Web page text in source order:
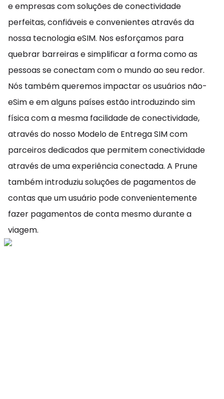
e empresas com soluções de conectividade
perfeitas, confiáveis e convenientes através da
nossa tecnologia eSIM. Nos esforçamos para
quebrar barreiras e simplificar a forma como as
pessoas se conectam com o mundo ao seu redor.
Nós também queremos impactar os usuários não-
eSim e em alguns países estão introduzindo sim
física com a mesma facilidade de conectividade,
através do nosso Modelo de Entrega SIM com
parceiros dedicados que permitem conectividade
através de uma experiência conectada. A Prune
também introduziu soluções de pagamentos de
contas que um usuário pode convenientemente
fazer pagamentos de conta mesmo durante a
viagem.